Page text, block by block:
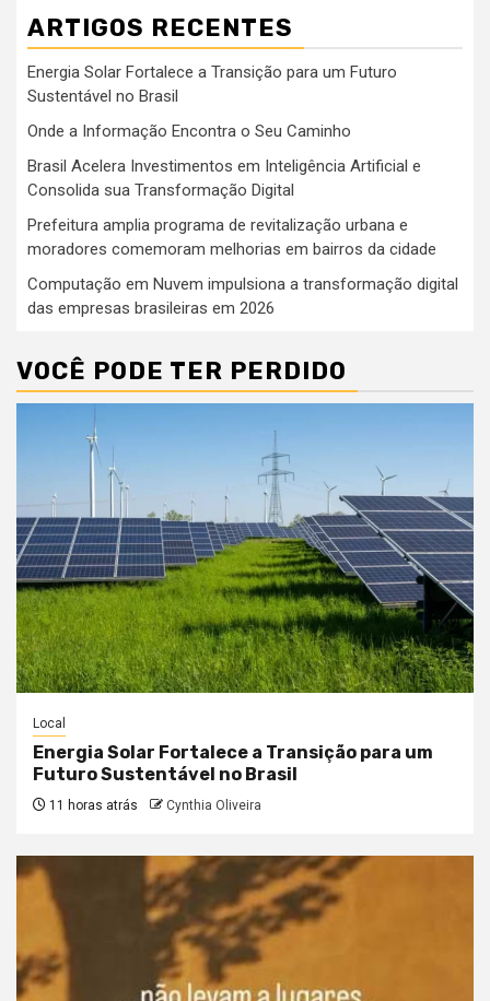
ARTIGOS RECENTES
Energia Solar Fortalece a Transição para um Futuro
Sustentável no Brasil
Onde a Informação Encontra o Seu Caminho
Brasil Acelera Investimentos em Inteligência Artificial e
Consolida sua Transformação Digital
Prefeitura amplia programa de revitalização urbana e
moradores comemoram melhorias em bairros da cidade
Computação em Nuvem impulsiona a transformação digital
das empresas brasileiras em 2026
VOCÊ PODE TER PERDIDO
Local
Energia Solar Fortalece a Transição para um
Futuro Sustentável no Brasil
11 horas atrás Cynthia Oliveira